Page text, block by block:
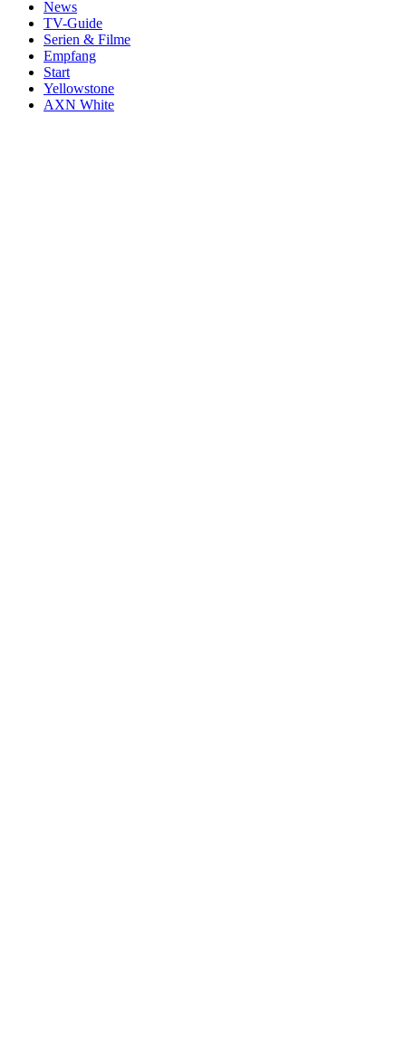
News
TV-Guide
Serien & Filme
Empfang
Start
Yellowstone
AXN White